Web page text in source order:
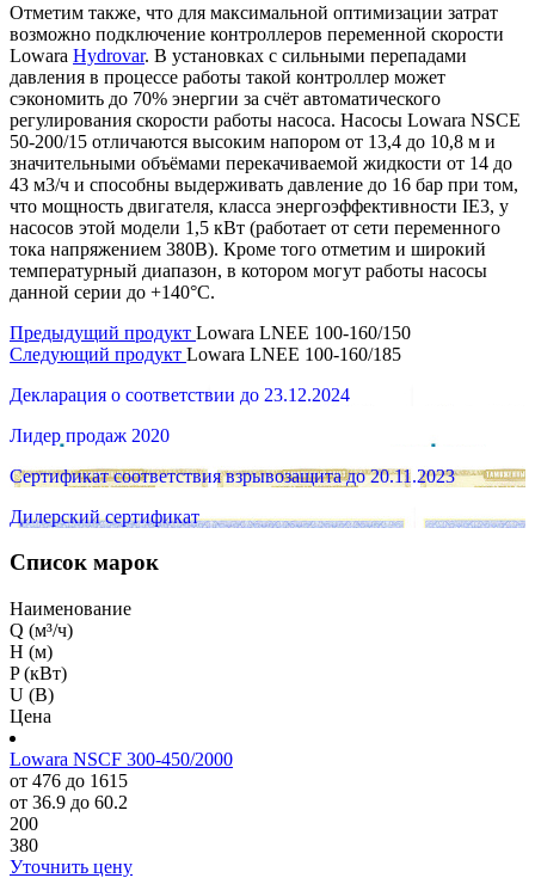
Отметим также, что для максимальной оптимизации затрат
возможно подключение контроллеров переменной скорости
Lowara Hydrovar. В установках с сильными перепадами
давления в процессе работы такой контроллер может
сэкономить до 70% энергии за счёт автоматического
регулирования скорости работы насоса. Насосы Lowara NSCE
50-200/15 отличаются высоким напором от 13,4 до 10,8 м и
значительными объёмами перекачиваемой жидкости от 14 до
43 м3/ч и способны выдерживать давление до 16 бар при том,
что мощность двигателя, класса энергоэффективности IE3, у
насосов этой модели 1,5 кВт (работает от сети переменного
тока напряжением 380В). Кроме того отметим и широкий
температурный диапазон, в котором могут работы насосы
данной серии до +140°C.
Предыдущий продукт Lowara LNEE 100-160/150
Следующий продукт Lowara LNEE 100-160/185
Декларация о соответствии до 23.12.2024
Лидер продаж 2020
Сертификат соответствия взрывозащита до 20.11.2023
Дилерский сертификат
Список марок
Наименование
Q (м³/ч)
H (м)
P (кВт)
U (В)
Цена
Lowara NSCF 300-450/2000
от 476 до 1615
от 36.9 до 60.2
200
380
Уточнить цену